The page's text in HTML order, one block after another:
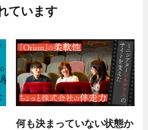
ています
何も決まっていない状態か